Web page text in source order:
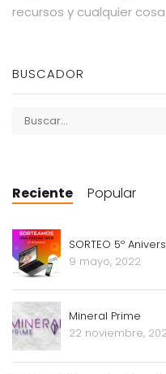
recursos y cualquier
BUSCADOR
Reciente Popular
SORTEO 5º
9 mayo, 2022
Mineral Prime
22 noviembre,